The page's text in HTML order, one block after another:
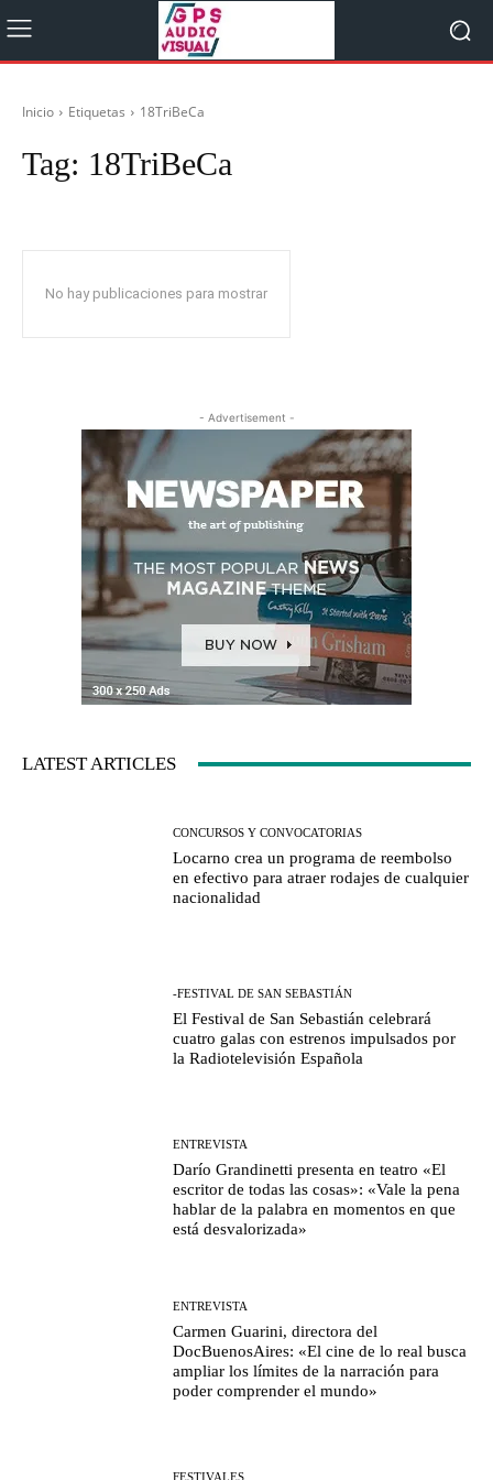
Inicio Etiquetas 18TriBeCa
Tag: 18TriBeCa
No hay publicaciones para mostrar
- Advertisement -
LATEST ARTICLES
CONCURSOS Y CONVOCATORIAS
Locarno crea un programa de reembolso
en efectivo para atraer rodajes de cualquier
nacionalidad
-FESTIVAL DE SAN SEBASTIÁN
El Festival de San Sebastián celebrará
cuatro galas con estrenos impulsados por
la Radiotelevisión Española
ENTREVISTA
Darío Grandinetti presenta en teatro «El
escritor de todas las cosas»: «Vale la pena
hablar de la palabra en momentos en que
está desvalorizada»
ENTREVISTA
Carmen Guarini, directora del
DocBuenosAires: «El cine de lo real busca
ampliar los límites de la narración para
poder comprender el mundo»
FESTIVALES